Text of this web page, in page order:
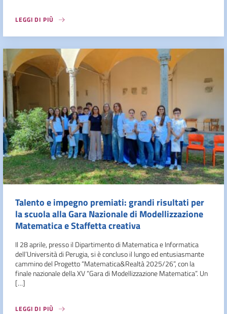
LEGGI DI PIÙ
Talento e impegno premiati: grandi risultati per
la scuola alla Gara Nazionale di Modellizzazione
Matematica e Staffetta creativa
Il 28 aprile, presso il Dipartimento di Matematica e Informatica
dell’Università di Perugia, si è concluso il lungo ed entusiasmante
cammino del Progetto “Matematica&Realtà 2025/26”, con la
finale nazionale della XV “Gara di Modellizzazione Matematica”. Un
[…]
LEGGI DI PIÙ